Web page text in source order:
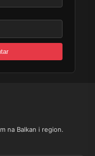
na Balkan i region.